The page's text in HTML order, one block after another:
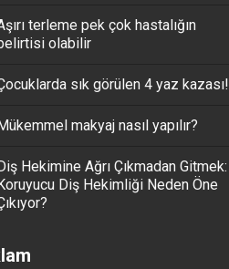
terleme pek çok hastalığın
olabilir
sık görülen 4 yaz kazası!
makyaj nasıl yapılır?
Hekimine Ağrı Çıkmadan Gitmek:
Diş Hekimliği Neden Öne